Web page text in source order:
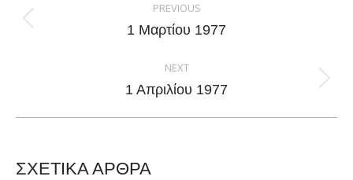
navigation
PREVIOUS
Previous
1 Μαρτίου 1977
NEXT
Next
1 Απριλίου 1977
ΣΧΕΤΙΚΑ ΑΡΘΡΑ